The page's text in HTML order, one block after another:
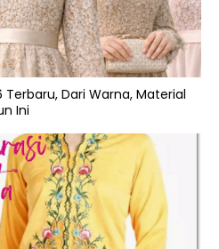
Dari Warna, Material
Ini